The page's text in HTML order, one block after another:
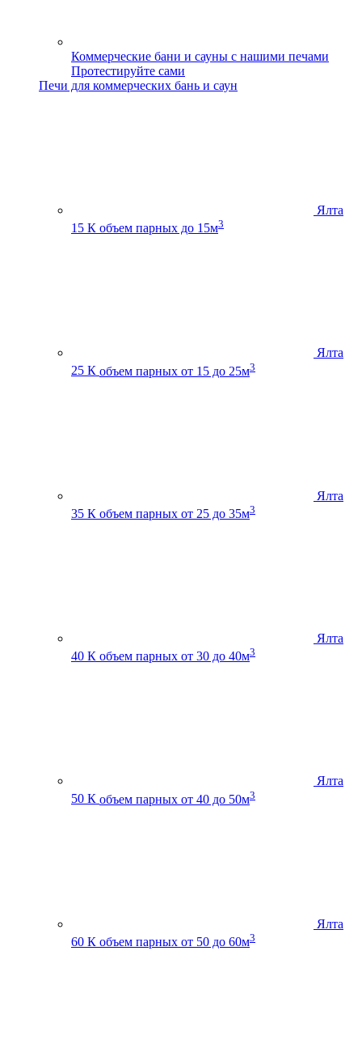
Коммерческие бани и сауны с нашими печами
Протестируйте сами
Печи для коммерческих бань и саун
Ялта
15 К объем парных до 15м3
Ялта
25 К объем парных от 15 до 25м3
Ялта
35 К объем парных от 25 до 35м3
Ялта
40 К объем парных от 30 до 40м3
Ялта
50 К объем парных от 40 до 50м3
Ялта
60 К объем парных от 50 до 60м3